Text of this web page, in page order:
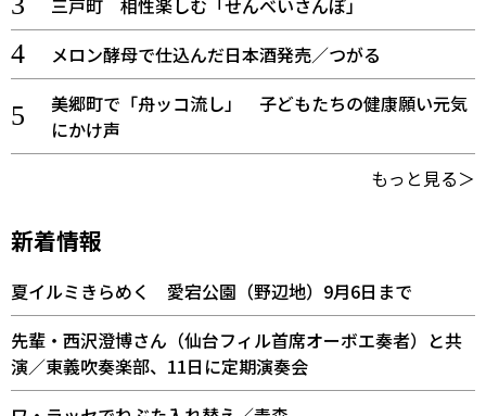
メロン酵母で仕込んだ日本酒発売／つがる
美郷町で「舟ッコ流し」 子どもたちの健康願い元気
にかけ声
もっと見る＞
新着情報
夏イルミきらめく 愛宕公園（野辺地）9月6日まで
先輩・西沢澄博さん（仙台フィル首席オーボエ奏者）と共
演／東義吹奏楽部、11日に定期演奏会